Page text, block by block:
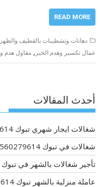
READ MORE
دهانات وتشطيبات بالقطيف
عمال تكسير وهدم الخبر ,مقاول هدم
أحدث المقالات
شغالات ايجار شهري تبوك 0560279614
شغالات في تبوك 0560279614
تأجير شغالات بالشهر في تبوك
عاملة منزلية بالشهر تبوك 0560279614